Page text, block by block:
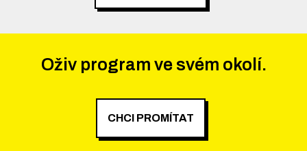
Oživ program ve svém okolí.
CHCI PROMÍTAT